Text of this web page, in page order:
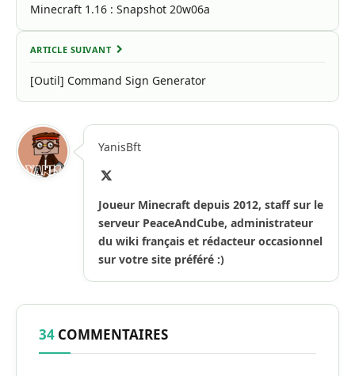
Minecraft 1.16 : Snapshot 20w06a
ARTICLE SUIVANT
[Outil] Command Sign Generator
YanisBft
Joueur Minecraft depuis 2012, staff sur le
serveur PeaceAndCube, administrateur
du wiki français et rédacteur occasionnel
sur votre site préféré :)
34 COMMENTAIRES